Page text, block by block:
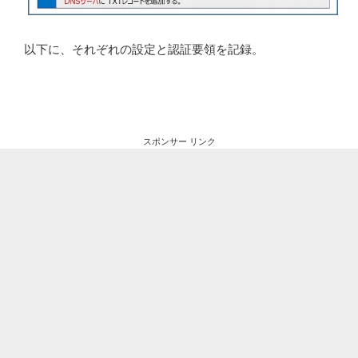
以下に、それぞれの設定と認証要領を記録。
スポンサー リンク